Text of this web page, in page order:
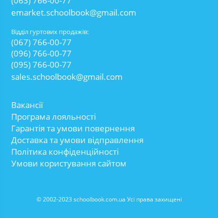
emarket.schoolbook@gmail.com
Відділ гуртових продажів:
(067) 766-00-77
(096) 766-00-77
(095) 766-00-77
sales.schoolbook@gmail.com
Вакансії
Програма лояльності
Гарантія та умови повернення
Доставка та умови відправлення
Політика конфіденційності
Умови користування сайтом
© 2002-2023 schoolbook.com.ua Усі права захищені